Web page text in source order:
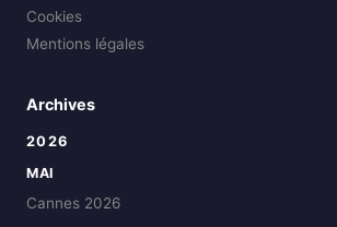
Cookies
Mentions légales
Archives
2026
MAI
Cannes 2026